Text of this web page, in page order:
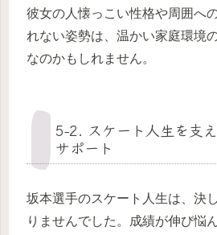
彼女の人懐っこい性格や周囲へ
れない姿勢は、温かい家庭環境
なのかもしれません。
5-2. スケート人生を支
サポート
坂本選手のスケート人生は、決
りませんでした。成績が伸び悩